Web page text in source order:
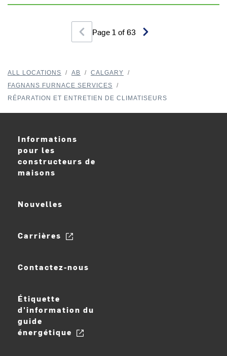
Page 1 of63
ALL LOCATIONS / AB / CALGARY
/
FAGNANS FURNACE SERVICES
/
RÉPARATION ET ENTRETIEN DE CLIMATISEURS
Informations
pour les
constructeurs de
maisons
Nouvelles
Carrières
Contactez-nous
Étiquette
d'information du
guide
énergétique